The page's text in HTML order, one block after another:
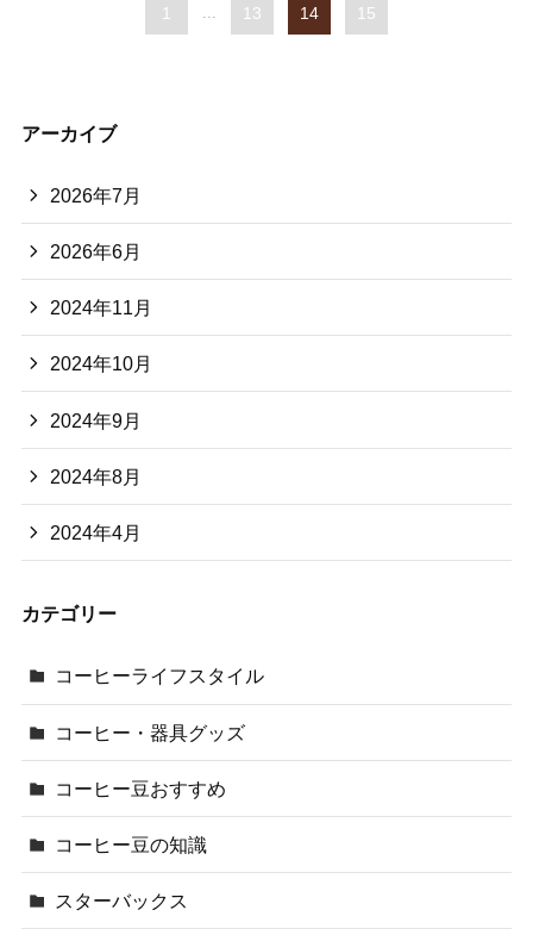
1 ... 13 14 15
アーカイブ
2026年7月
2026年6月
2024年11月
2024年10月
2024年9月
2024年8月
2024年4月
カテゴリー
コーヒーライフスタイル
コーヒー・器具グッズ
コーヒー豆おすすめ
コーヒー豆の知識
スターバックス